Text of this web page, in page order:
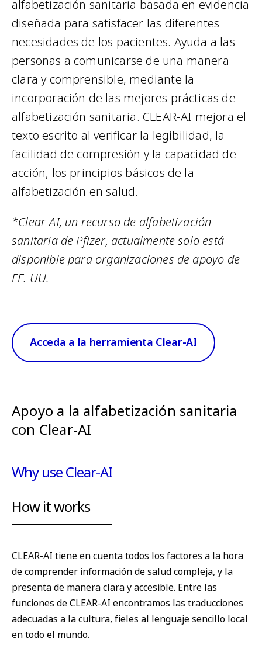
alfabetización sanitaria basada en evidencia
diseñada para satisfacer las diferentes
necesidades de los pacientes. Ayuda a las
personas a comunicarse de una manera
clara y comprensible, mediante la
incorporación de las mejores prácticas de
alfabetización sanitaria. CLEAR-AI mejora el
texto escrito al verificar la legibilidad, la
facilidad de compresión y la capacidad de
acción, los principios básicos de la
alfabetización en salud.
*Clear-AI, un recurso de alfabetización
sanitaria de Pfizer, actualmente solo está
disponible para organizaciones de apoyo de
EE. UU.
Acceda a la herramienta Clear-AI
Apoyo a la alfabetización sanitaria
con Clear-AI
Why use Clear-AI
How it works
CLEAR-AI tiene en cuenta todos los factores a la hora
de comprender información de salud compleja, y la
presenta de manera clara y accesible. Entre las
funciones de CLEAR-AI encontramos las traducciones
adecuadas a la cultura, fieles al lenguaje sencillo local
en todo el mundo.